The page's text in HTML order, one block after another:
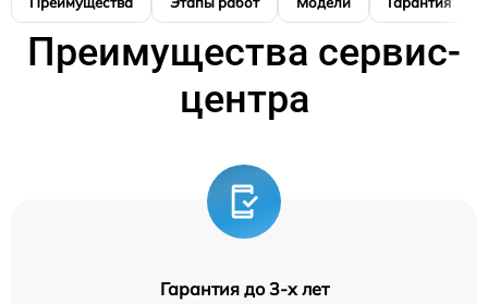
Преимущества сервис-
центра
Гарантия до 3-х лет